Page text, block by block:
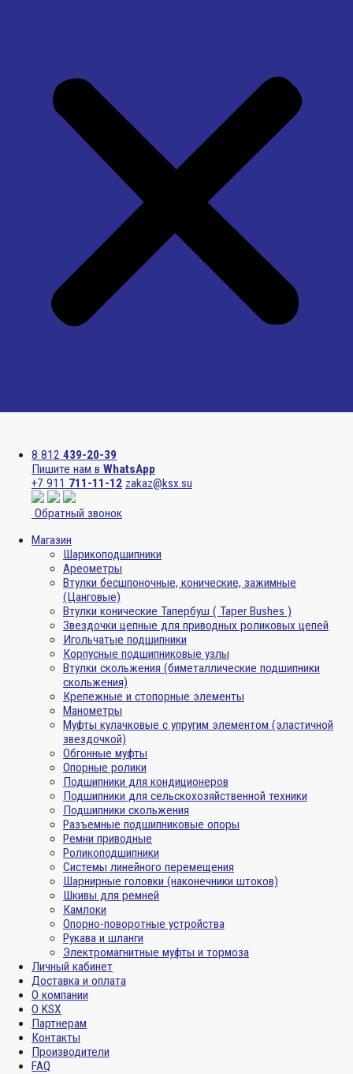
8 812 439-20-39
Пишите нам в WhatsApp
+7 911 711-11-12 zakaz@ksx.su
Обратный звонок
Магазин
Шарикоподшипники
Ареометры
Втулки бесшпоночные, конические, зажимные
(Цанговые)
Втулки конические Тапербуш ( Taper Bushes )
Звездочки цепные для приводных роликовых цепей
Игольчатые подшипники
Корпусные подшипниковые узлы
Втулки скольжения (биметаллические подшипники
скольжения)
Крепежные и стопорные элементы
Манометры
Муфты кулачковые с упругим элементом (эластичной
звездочкой)
Обгонные муфты
Опорные ролики
Подшипники для кондиционеров
Подшипники для сельскохозяйственной техники
Подшипники скольжения
Разъемные подшипниковые опоры
Ремни приводные
Роликоподшипники
Системы линейного перемещения
Шарнирные головки (наконечники штоков)
Шкивы для ремней
Камлоки
Опорно-поворотные устройства
Рукава и шланги
Электромагнитные муфты и тормоза
Личный кабинет
Доставка и оплата
О компании
О KSX
Партнерам
Контакты
Производители
FAQ